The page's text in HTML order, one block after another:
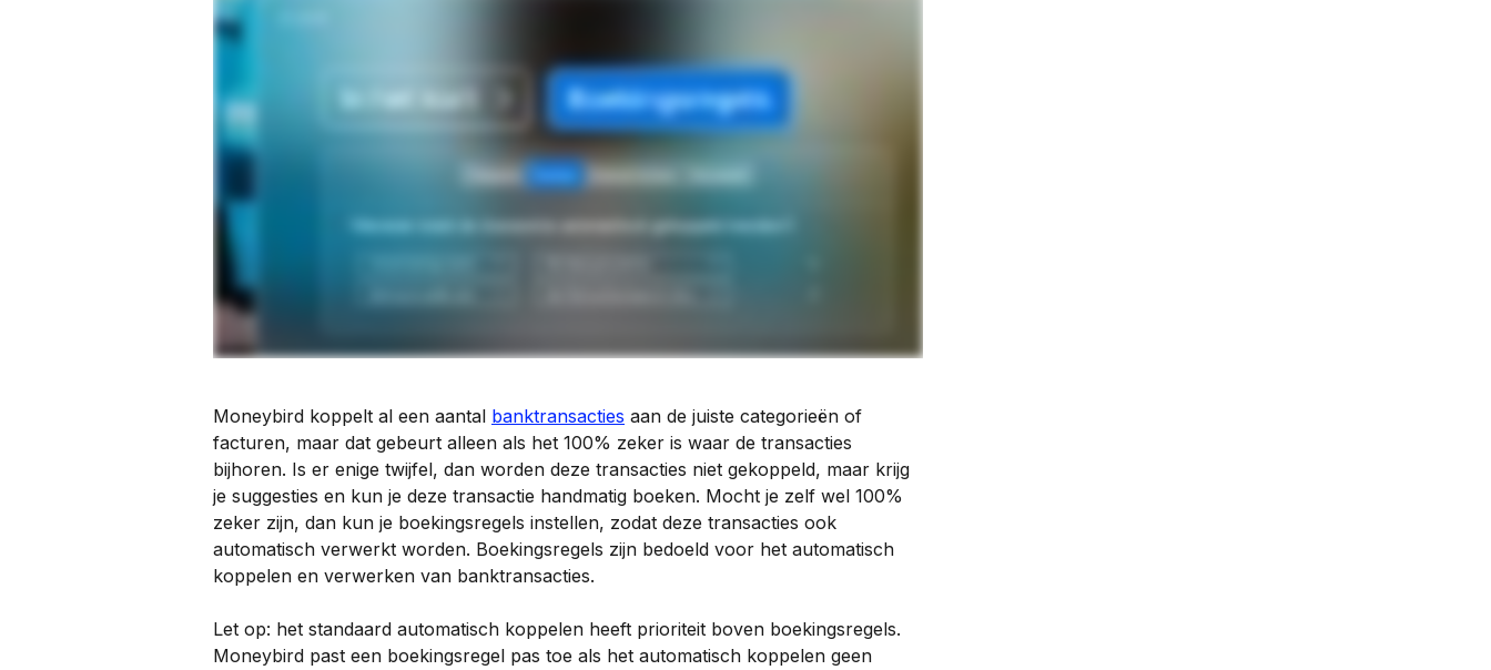
Moneybird koppelt al een aantal banktransacties aan de juiste categorieën of
facturen, maar dat gebeurt alleen als het 100% zeker is waar de transacties
bijhoren. Is er enige twijfel, dan worden deze transacties niet gekoppeld, maar krijg
je suggesties en kun je deze transactie handmatig boeken. Mocht je zelf wel 100%
zeker zijn, dan kun je boekingsregels instellen, zodat deze transacties ook
automatisch verwerkt worden. Boekingsregels zijn bedoeld voor het automatisch
koppelen en verwerken van banktransacties.
Let op: het standaard automatisch koppelen heeft prioriteit boven boekingsregels.
Moneybird past een boekingsregel pas toe als het automatisch koppelen geen